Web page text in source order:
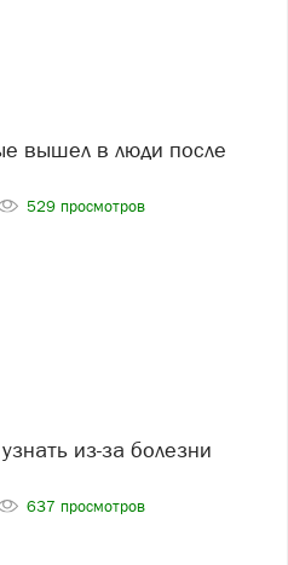
529 просмотров
637 просмотров